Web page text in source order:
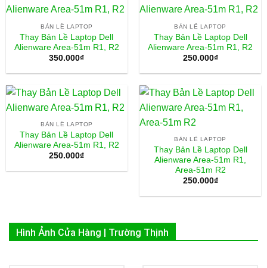
BẢN LỀ LAPTOP
Thay Bản Lề Laptop Dell
Alienware Area-51m R1, R2
350.000₫
BẢN LỀ LAPTOP
Thay Bản Lề Laptop Dell
Alienware Area-51m R1, R2
250.000₫
BẢN LỀ LAPTOP
Thay Bản Lề Laptop Dell
Alienware Area-51m R1, R2
250.000₫
BẢN LỀ LAPTOP
Thay Bản Lề Laptop Dell
Alienware Area-51m R1,
Area-51m R2
250.000₫
Hình Ảnh Cửa Hàng | Trường Thịnh